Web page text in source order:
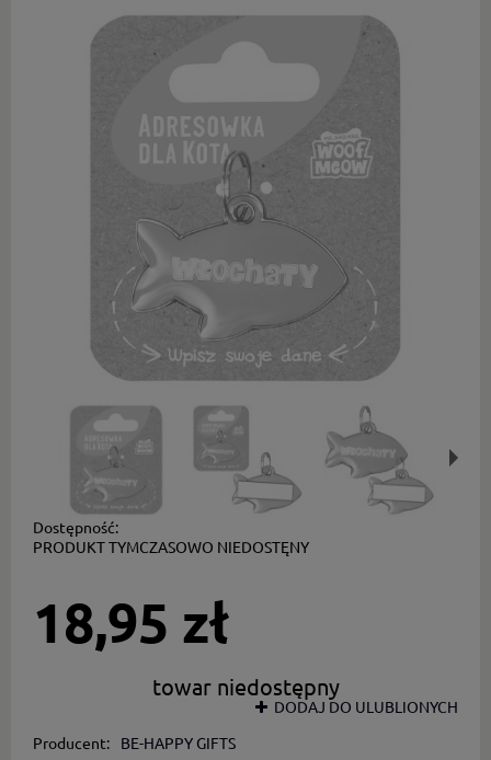
Dostępność:
PRODUKT TYMCZASOWO NIEDOSTĘNY
18,95 zł
towar niedostępny
DODAJ DO ULUBLIONYCH
Producent:
BE-HAPPY GIFTS